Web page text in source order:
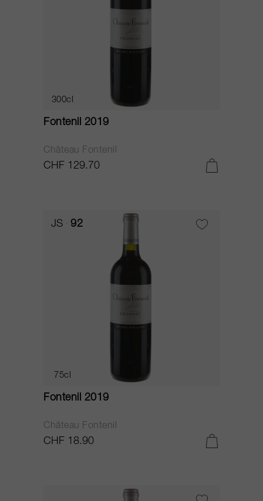
300cl
Fontenil 2019
Château Fontenil
CHF 129.70
JS 92
75cl
Fontenil 2019
Château Fontenil
CHF 18.90